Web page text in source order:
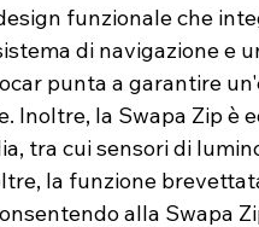
funzionale che
di navigazione e
punta a garantire
Inoltre, la Swapa Zip è
tra cui sensori di
la funzione
alla Swapa